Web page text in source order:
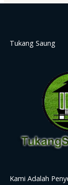
Tukang Saung
Kami Adalah